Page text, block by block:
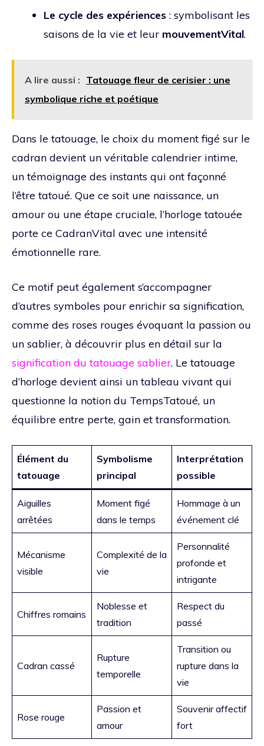
Le cycle des expériences : symbolisant les
saisons de la vie et leur mouvementVital.
A lire aussi : Tatouage fleur de cerisier : une
symbolique riche et poétique
Dans le tatouage, le choix du moment figé sur le
cadran devient un véritable calendrier intime,
un témoignage des instants qui ont façonné
l’être tatoué. Que ce soit une naissance, un
amour ou une étape cruciale, l’horloge tatouée
porte ce CadranVital avec une intensité
émotionnelle rare.
Ce motif peut également s’accompagner
d’autres symboles pour enrichir sa signification,
comme des roses rouges évoquant la passion ou
un sablier, à découvrir plus en détail sur la
signification du tatouage sablier. Le tatouage
d’horloge devient ainsi un tableau vivant qui
questionne la notion du TempsTatoué, un
équilibre entre perte, gain et transformation.
Élément du
tatouage
Symbolisme
principal
Interprétation
possible
Aiguilles
arrêtées
Moment figé
dans le temps
Hommage à un
événement clé
Mécanisme
visible
Complexité de la
vie
Personnalité
profonde et
intrigante
Chiffres romains
Noblesse et
tradition
Respect du
passé
Cadran cassé
Rupture
temporelle
Transition ou
rupture dans la
vie
Rose rouge
Passion et
amour
Souvenir affectif
fort